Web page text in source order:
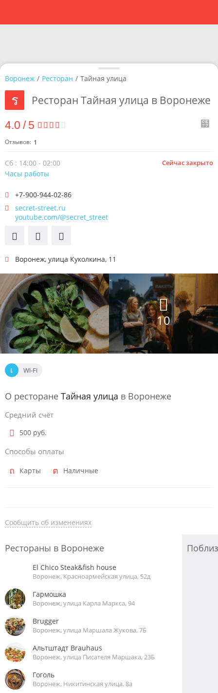
10
Wi-Fi
Воронеж / Ресторан / Тайная улица
Ресторан Тайная улица в Воронеже
4.0 / 5
Отзывов: 1
+7-900-944-02-86
secret-street.ru
youtube.com/@secret_street
Воронеж, улица Куколкина, 11
Сейчас закрыто
Сб : 14:00 - 02:00
Часы работы
О ресторане Тайная улица в Воронеже
Средний счёт
500 руб.
Способы оплаты
Карты Наличные
Сообщить об изменениях
Рестораны в Воронеже
El Chico Steak&fish house
Воронеж, Красноармейская улица, 52д
Гармошка
Воронеж, улица Карла Маркса, 94
Brugger
Воронеж, улица Маршала Жукова, 7Б
Альтштадт Brauhaus
Воронеж, улица Писателя Маршака, 23Б
Гоголь
Воронеж, Никитинская улица, 8а